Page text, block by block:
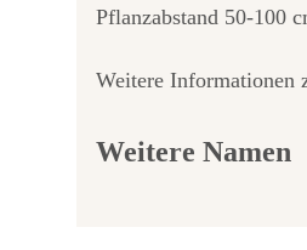
Pflanzabstand 50-100
Weitere Informationen
Weitere Namen